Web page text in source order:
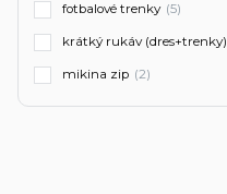
fotbalové trenky (5)
krátký rukáv (dres+trenky)
mikina zip (2)